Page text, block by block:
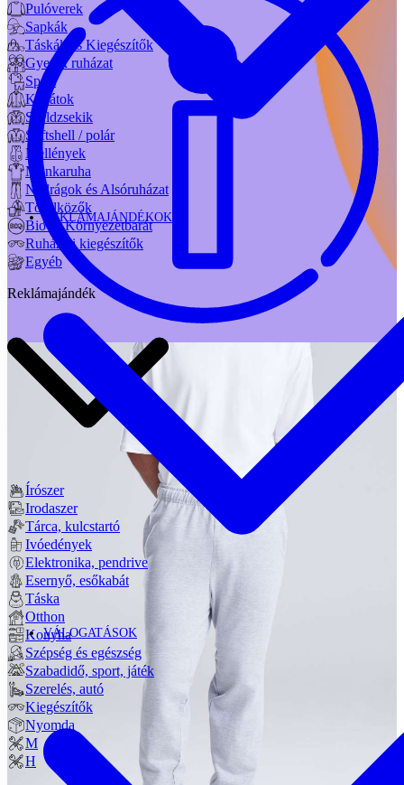
REKLÁMAJÁNDÉKOK
VÁLOGATÁSOK
Pulóverek
Sapkák
Táskák és Kiegészítők
Gyerek ruházat
Sport
Kabátok
Széldzsekik
Softshell / polár
Mellények
Munkaruha
Nadrágok és Alsóruházat
Törölközők
Bio és Környezetbarát
Ruházati kiegészítők
Egyéb
Reklámajándék
Írószer
Irodaszer
Tárca, kulcstartó
Ivóedények
Elektronika, pendrive
Esernyő, esőkabát
Táska
Otthon
Konyha
Szépség és egészség
Szabadidő, sport, játék
Szerelés, autó
Kiegészítők
Nyomda
M
H